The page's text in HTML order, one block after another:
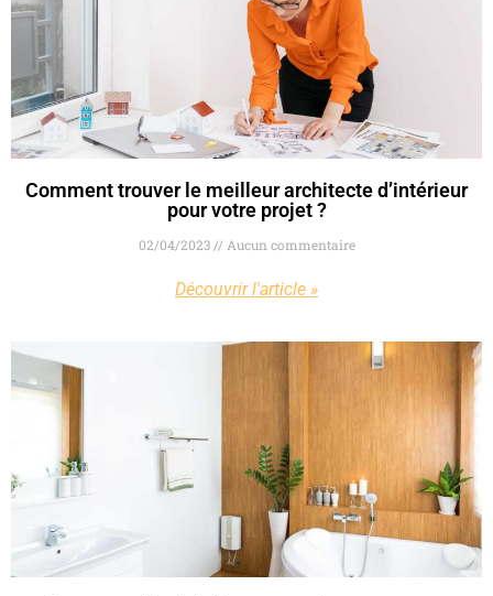
Comment trouver le meilleur architecte d’intérieur
pour votre projet ?
02/04/2023 Aucun commentaire
Découvrir l'article »